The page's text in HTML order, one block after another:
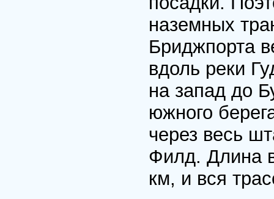
наземных
Бриджпорта
вдоль реки
на запад до
южного
через весь
Филд. Длина
км, и вся